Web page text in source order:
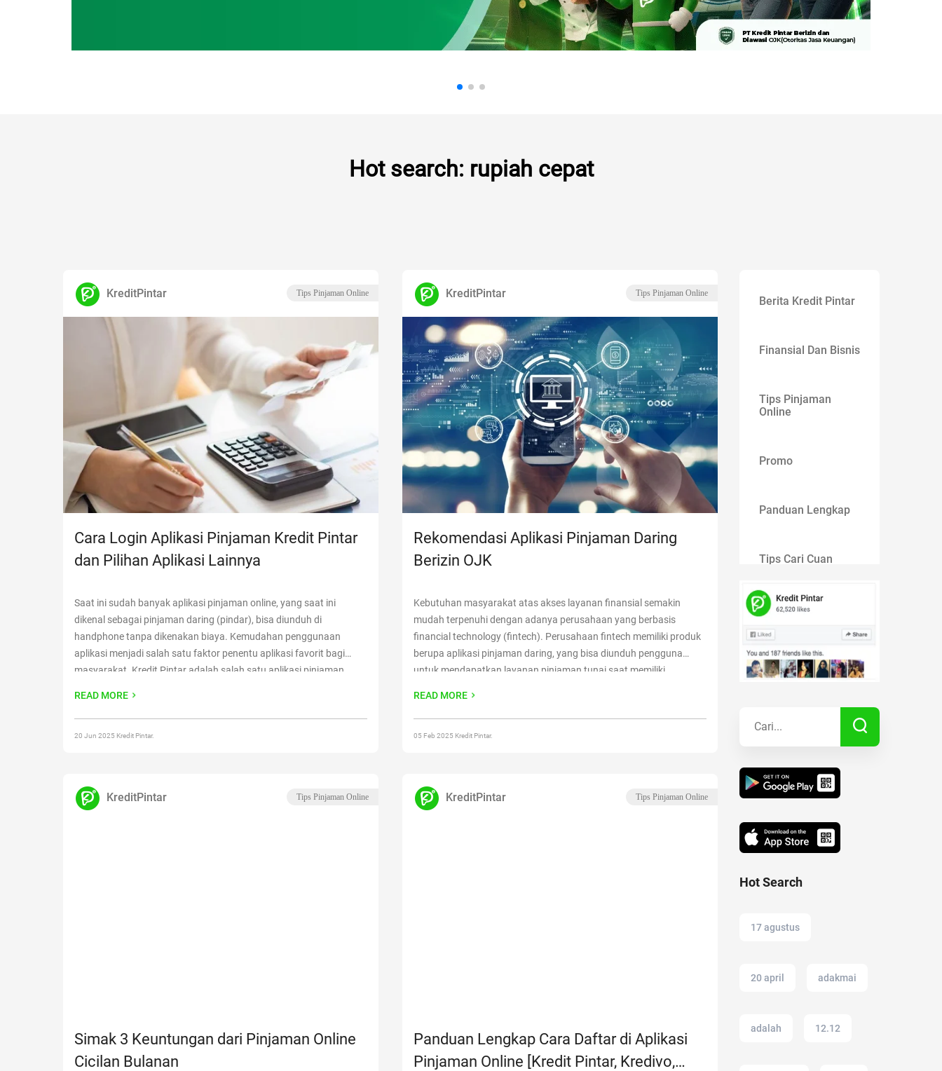
Hot search: rupiah cepat
KreditPintar Tips Pinjaman Online
Cara Login Aplikasi Pinjaman Kredit Pintar
dan Pilihan Aplikasi Lainnya
Saat ini sudah banyak aplikasi pinjaman online, yang saat ini
dikenal sebagai pinjaman daring (pindar), bisa diunduh di
handphone tanpa dikenakan biaya. Kemudahan penggunaan
aplikasi menjadi salah satu faktor penentu aplikasi favorit bagi
masyarakat. Kredit Pintar adalah salah satu aplikasi pinjaman
Login Aplikasi Pinjaman Kredit Pintar dan Pilihan Aplikasi Lainnya”
READ MORE
20 Jun 2025 Kredit Pintar.
KreditPintar Tips Pinjaman Online
Rekomendasi Aplikasi Pinjaman Daring
Berizin OJK
Kebutuhan masyarakat atas akses layanan finansial semakin
mudah terpenuhi dengan adanya perusahaan yang berbasis
financial technology (fintech). Perusahaan fintech memiliki produk
berupa aplikasi pinjaman daring, yang bisa diunduh pengguna
untuk mendapatkan layanan pinjaman tunai saat memiliki
pemerintah. Adanya layanan pinjaman daring membuatContinue
reading“Rekomendasi Aplikasi Pinjaman Daring Berizin OJK”
READ MORE
05 Feb 2025 Kredit Pintar.
KreditPintar Tips Pinjaman Online
Simak 3 Keuntungan dari Pinjaman Online
Cicilan Bulanan
KreditPintar Tips Pinjaman Online
Panduan Lengkap Cara Daftar di Aplikasi
Pinjaman Online [Kredit Pintar, Kredivo,
Berita Kredit Pintar
Finansial Dan Bisnis
Tips Pinjaman
Online
Promo
Panduan Lengkap
Tips Cari Cuan
Gaya Hidup
Kisah Sukses
Hot Search
17 agustus
20 april adakmai
adalah 12.12